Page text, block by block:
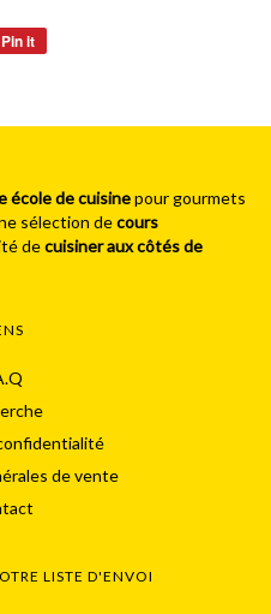
Pin it
école de cuisinepour gourmets
sélection decours
decuisiner aux côtés de
de vente
LISTE D'ENVOI